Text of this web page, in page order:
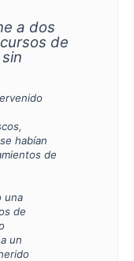
a dos
de
habían
de
una
de
un